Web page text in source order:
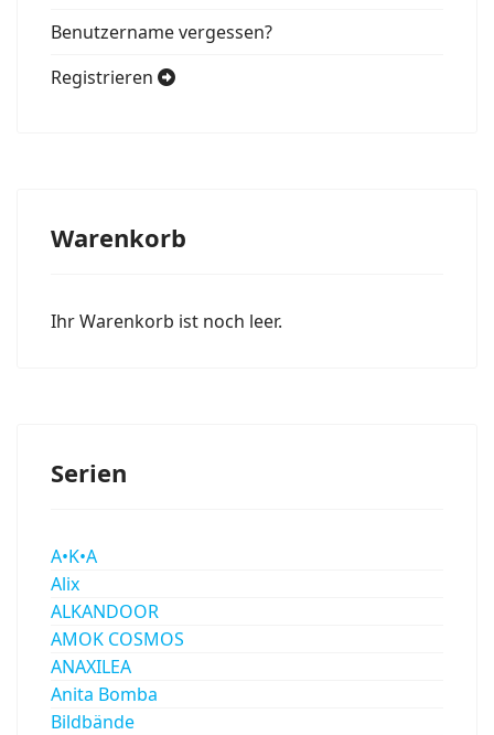
Benutzername vergessen?
Registrieren
Warenkorb
Ihr Warenkorb ist noch leer.
Serien
A•K•A
Alix
ALKANDOOR
AMOK COSMOS
ANAXILEA
Anita Bomba
Bildbände